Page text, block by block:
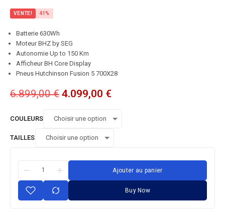
VENTE! 41%
Batterie 630Wh
Moteur BHZ by SEG
Autonomie Up to 150 Km
Afficheur BH Core Display
Pneus Hutchinson Fusion 5 700X28
6.899,00€ 4.099,00 €
COULEURS
TAILLES
Ajouter au panier
Buy Now